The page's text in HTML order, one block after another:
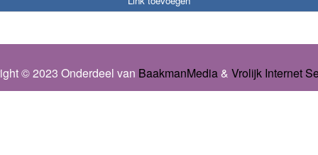
© 2023 Onderdeel van BaakmanMedia& Vrolijk Internet